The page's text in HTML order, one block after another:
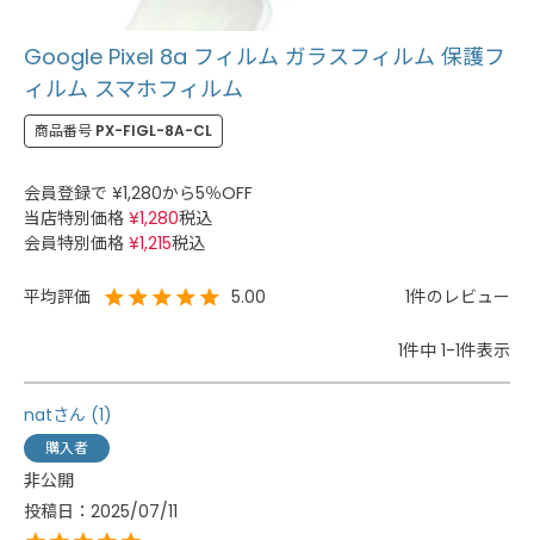
Google Pixel 8a フィルム ガラスフィルム 保護フ
ィルム スマホフィルム
商品番号 PX-FIGL-8A-CL
会員登録で ¥1,280から5％OFF
当店特別価格 ¥1,280税込
会員特別価格 ¥1,215税込
5.00 1
1件中 1-1件表示
nat 1
購入者
非公開
投稿日
2025/07/11